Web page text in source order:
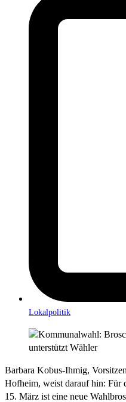
Lokalpolitik
Barbara Kobus-Ihmig,
Hofheim, weist darauf hin: Für
15. März ist eine neue